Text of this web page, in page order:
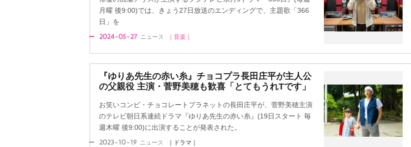
月曜 後9:00)では、きょう27日放送のエンディングで、主題歌「366
日」を
2024-05-27 ニュース ｜音楽｜
『ゆりあ先生の赤い糸』チョコプラ長田庄平が主人公
の父親役 主演・菅野美穂も歓喜「とてもうれTです」
お笑いコンビ・チョコレートプラネットの長田庄平が、菅野美穂主演
のテレビ朝日系連続ドラマ『ゆりあ先生の赤い糸』(19日スタート 毎
週木曜 後9:00)に出演することが発表された。
2023-10-19 ニュース ｜ドラマ｜